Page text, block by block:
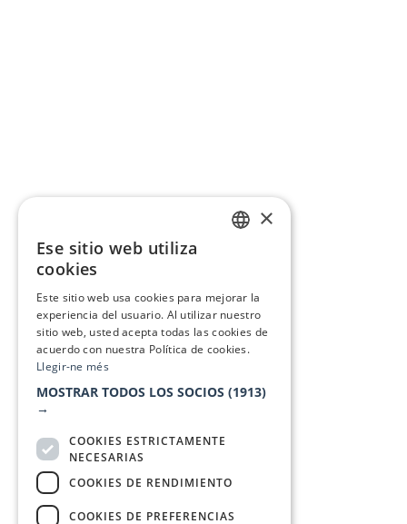
×
Ese sitio web utiliza
cookies
Este sitio web usa cookies para mejorar la
experiencia del usuario. Al utilizar nuestro
sitio web, usted acepta todas las cookies de
acuerdo con nuestra Política de cookies.
Llegir-ne més
MOSTRAR TODOS LOS SOCIOS (1913)
→
COOKIES ESTRICTAMENTE
NECESARIAS
COOKIES DE RENDIMIENTO
COOKIES DE PREFERENCIAS